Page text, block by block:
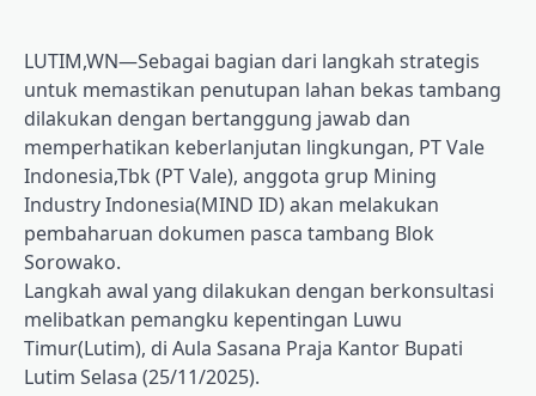
LUTIM,WN—Sebagai bagian dari langkah strategis
untuk memastikan penutupan lahan bekas tambang
dilakukan dengan bertanggung jawab dan
memperhatikan keberlanjutan lingkungan, PT Vale
Indonesia,Tbk (PT Vale), anggota grup Mining
Industry Indonesia(MIND ID) akan melakukan
pembaharuan dokumen pasca tambang Blok
Sorowako.
Langkah awal yang dilakukan dengan berkonsultasi
melibatkan pemangku kepentingan Luwu
Timur(Lutim), di Aula Sasana Praja Kantor Bupati
Lutim Selasa (25/11/2025).